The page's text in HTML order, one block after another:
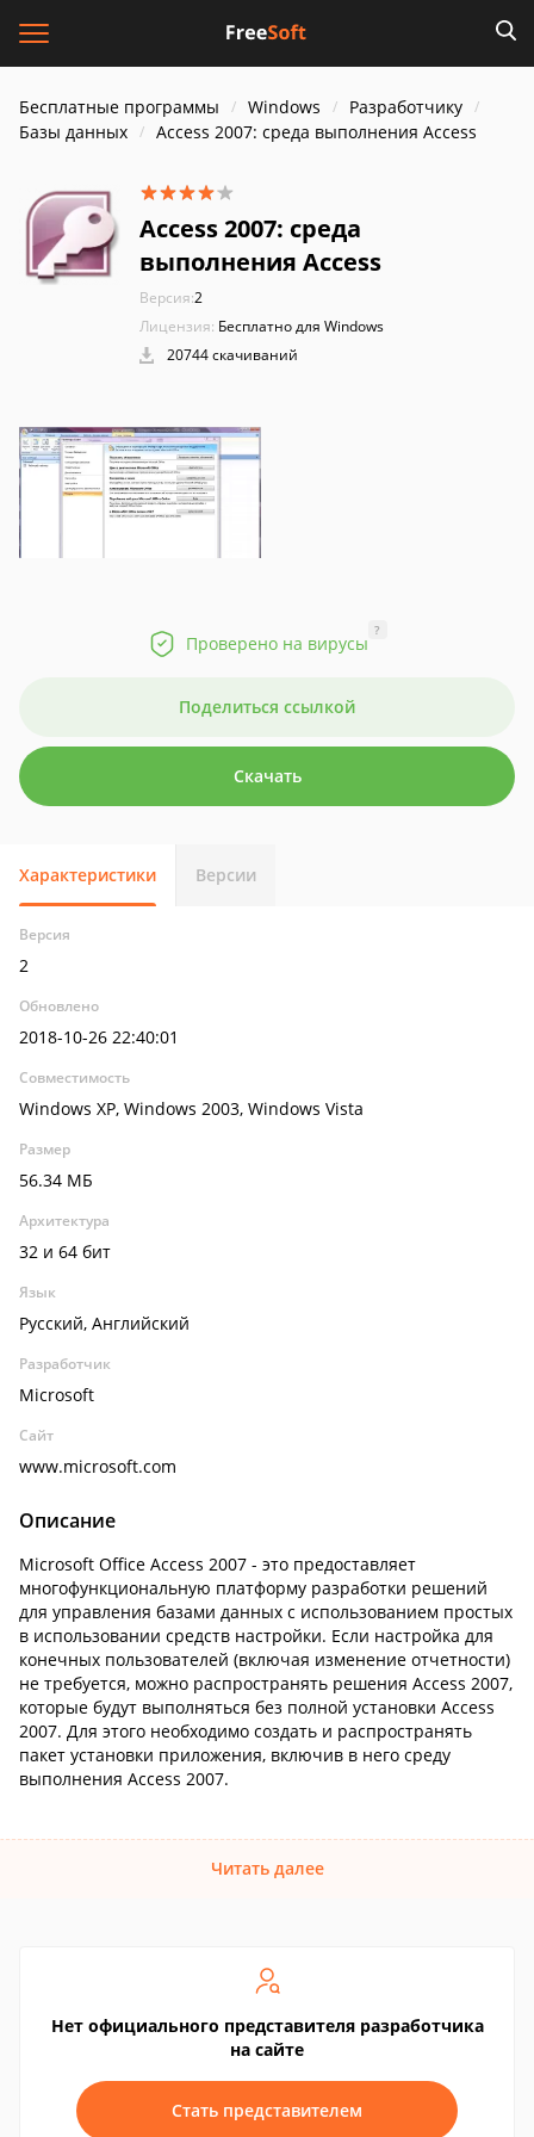
Бесплатные программы Windows
Разработчику
Базы данных
Access 2007: среда выполнения Access
Access 2007: среда
выполнения Access
Версия:2
Лицензия: Бесплатно для Windows
20744 скачиваний
Проверено на вирусы
?
Поделиться ссылкой
Скачать
Характеристики Версии
Версия
2
Обновлено
2018-10-26 22:40:01
Совместимость
Windows XP, Windows 2003, Windows Vista
Размер
56.34 МБ
Архитектура
32 и 64 бит
Язык
Русский, Английский
Разработчик
Microsoft
Сайт
www.microsoft.com
Описание
Microsoft Office Access 2007 - это предоставляет
многофункциональную платформу разработки решений
для управления базами данных с использованием простых
в использовании средств настройки. Если настройка для
конечных пользователей (включая изменение отчетности)
не требуется, можно распространять решения Access 2007,
которые будут выполняться без полной установки Access
2007. Для этого необходимо создать и распространять
пакет установки приложения, включив в него среду
выполнения Access 2007.
Читать далее
Нет официального представителя разработчика
на сайте
Стать представителем